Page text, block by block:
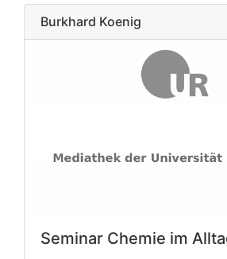
Burkhard Koenig
Seminar Chemie im